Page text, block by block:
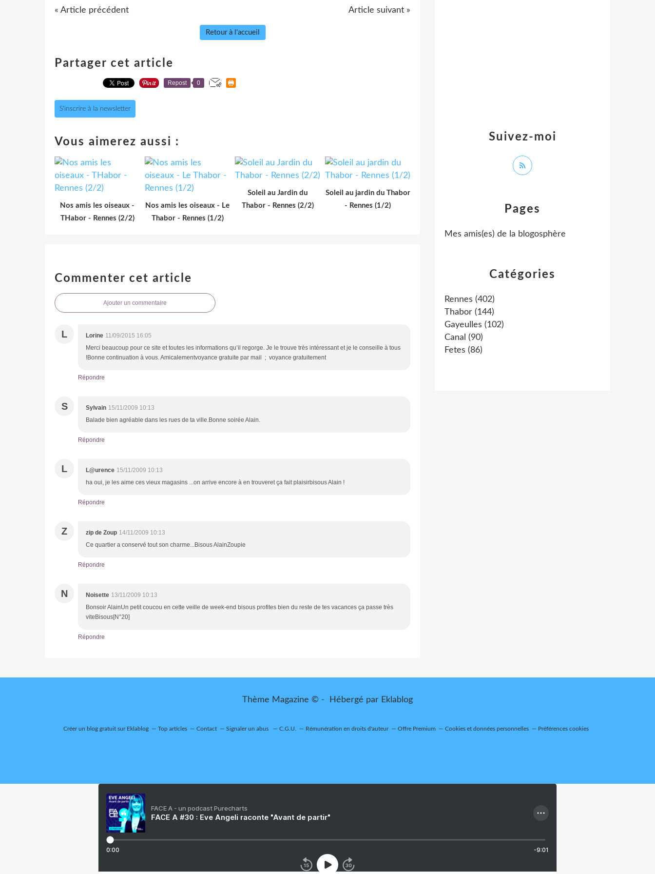
« Article précédent Article suivant »
Retour à l'accueil
Partager cet article
Repost 0
S'inscrire à la newsletter
Vous aimerez aussi :
Nos amis les oiseaux -
THabor - Rennes (2/2)
Nos amis les oiseaux - Le
Thabor - Rennes (1/2)
Soleil au Jardin du
Thabor - Rennes (2/2)
Soleil au jardin du Thabor
- Rennes (1/2)
Commenter cet article
Ajouter un commentaire
L Lorine 11/09/2015 16:05
Merci beaucoup pour ce site et toutes les informations qu’il regorge. Je le trouve très intéressant et je le conseille à tous
!Bonne continuation à vous. Amicalementvoyance gratuite par mail ; voyance gratuitement
Répondre
S Sylvain 15/11/2009 10:13
Balade bien agréable dans les rues de ta ville.Bonne soirée Alain.
Répondre
L L@urence 15/11/2009 10:13
ha oui, je les aime ces vieux magasins ...on arrive encore à en trouveret ça fait plaisirbisous Alain !
Répondre
Z zip de Zoup 14/11/2009 10:13
Ce quartier a conservé tout son charme...Bisous AlainZoupie
Répondre
N Noisette 13/11/2009 10:13
Bonsoir AlainUn petit coucou en cette veille de week-end bisous profites bien du reste de tes vacances ça passe très
viteBisous[N°20]
Répondre
Catégories
Rennes (402)
Thabor (144)
Gayeulles (102)
Canal (90)
Fetes (86)
Pages
Mes amis(es) de la blogosphère
Suivez-moi
Thème Magazine © - Hébergé par Eklablog
Créer un blog gratuit sur Eklablog Top articles Contact Signaler un abus C.G.U. Rémunération en droits d'auteur Offre Premium Cookies et données personnelles Préférences cookies
FACE A - un podcast Purecharts
FACE A #30 : Eve Angeli raconte "Avant de partir"
0:00 -9:01